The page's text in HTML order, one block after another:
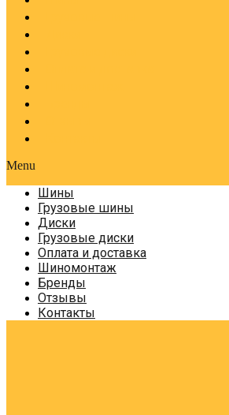
Menu
Шины
Грузовые шины
Диски
Грузовые диски
Оплата и доставка
Шиномонтаж
Бренды
Отзывы
Контакты